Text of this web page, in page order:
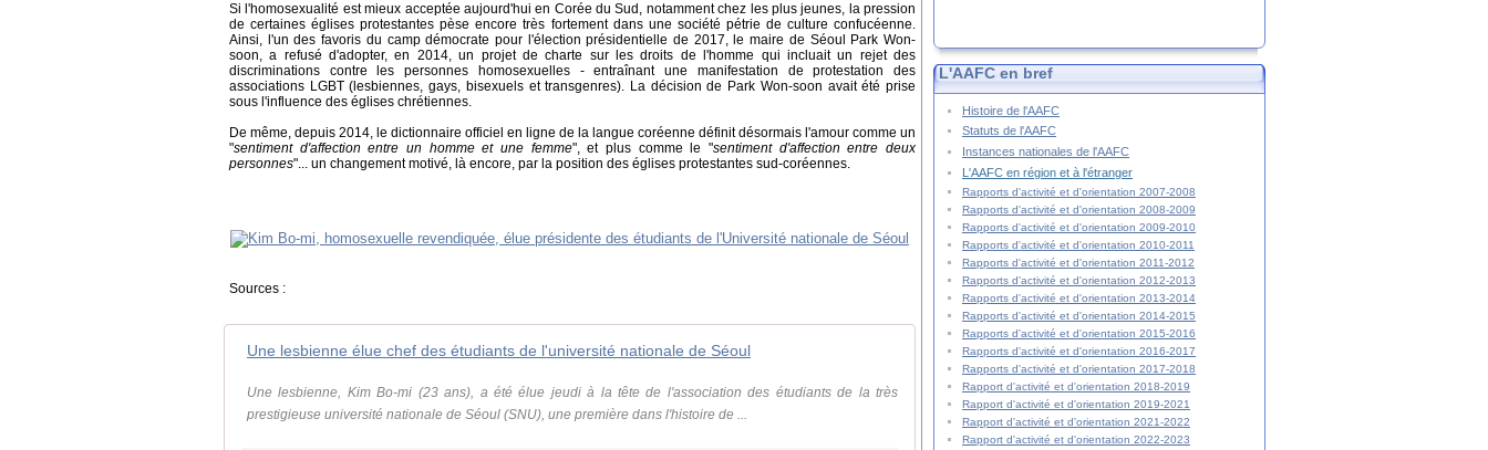
Si l'homosexualité est mieux acceptée aujourd'hui en Corée du Sud, notamment chez les plus jeunes, la pression
de certaines églises protestantes pèse encore très fortement dans une société pétrie de culture confucéenne.
Ainsi, l'un des favoris du camp démocrate pour l'élection présidentielle de 2017, le maire de Séoul Park Won-
soon, a refusé d'adopter, en 2014, un projet de charte sur les droits de l'homme qui incluait un rejet des
discriminations contre les personnes homosexuelles - entraînant une manifestation de protestation des
associations LGBT (lesbiennes, gays, bisexuels et transgenres). La décision de Park Won-soon avait été prise
sous l'influence des églises chrétiennes.
De même, depuis 2014, le dictionnaire officiel en ligne de la langue coréenne définit désormais l'amour comme un
"sentiment d'affection entre un homme et une femme", et plus comme le "sentiment d'affection entre deux
personnes"... un changement motivé, là encore, par la position des églises protestantes sud-coréennes.
Sources :
Une lesbienne élue chef des étudiants de l'université nationale de Séoul
Une lesbienne, Kim Bo-mi (23 ans), a été élue jeudi à la tête de l'association des étudiants de la très
prestigieuse université nationale de Séoul (SNU), une première dans l'histoire de ...
L'AAFC en bref
Histoire de l'AAFC
Statuts de l'AAFC
Instances nationales de l'AAFC
L'AAFC en région et à l'étranger
Rapports d'activité et d'orientation 2007-2008
Rapports d'activité et d'orientation 2008-2009
Rapports d'activité et d'orientation 2009-2010
Rapports d'activité et d'orientation 2010-2011
Rapports d'activité et d'orientation 2011-2012
Rapports d'activité et d'orientation 2012-2013
Rapports d'activité et d'orientation 2013-2014
Rapports d'activité et d'orientation 2014-2015
Rapports d'activité et d'orientation 2015-2016
Rapports d'activité et d'orientation 2016-2017
Rapports d'activité et d'orientation 2017-2018
Rapport d'activité et d'orientation 2018-2019
Rapport d'activité et d'orientation 2019-2021
Rapport d'activité et d'orientation 2021-2022
Rapport d'activité et d'orientation 2022-2023